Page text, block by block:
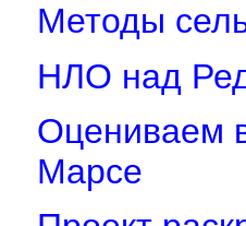
Методы
НЛО над
Оцениваем
Марсе